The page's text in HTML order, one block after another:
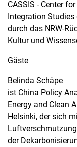
CASSIS - Center
Integration
durch das NRW-
Kultur und
Gäste
Belinda Schäpe
ist China Policy
Energy and Clean
Helsinki, der sich
der